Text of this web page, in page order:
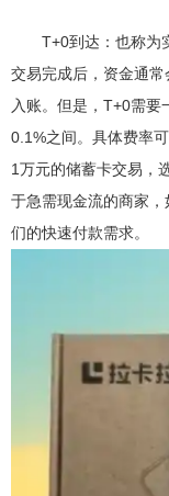
T+0到达：也称为实
交易完成后，资金通
入账。但是，T+0需要
0.1%之间。具体费率
1万元的储蓄卡交易，
于急需现金流的商家
们的快速付款需求。